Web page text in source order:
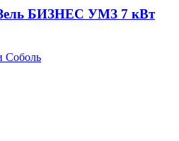
БИЗНЕС УМЗ 7 кВт
Соболь